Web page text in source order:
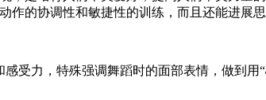
的协调性和敏捷性的训练，而且还能进展
受力，特殊强调舞蹈时的面部表情，做到